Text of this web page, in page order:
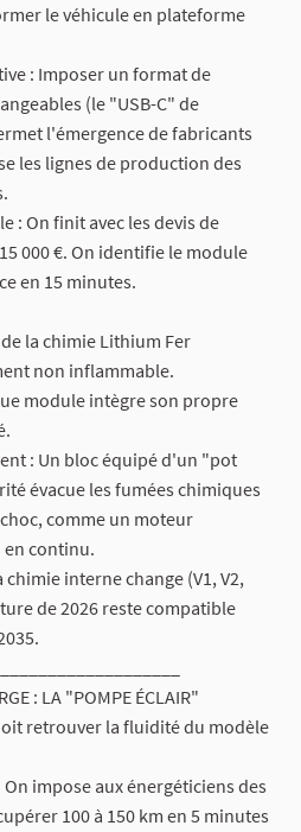
le véhicule en plateforme
: Imposer un format de
(le "USB-C" de
l'émergence de fabricants
les lignes de production des
: On finit avec les devis de
000 €. On identifie le module
en 15 minutes.
la chimie Lithium Fer
non inflammable.
module intègre son propre
: Un bloc équipé d'un "pot
évacue les fumées chimiques
comme un moteur
continu.
chimie interne change (V1, V2,
de 2026 reste compatible
: LA "POMPE ÉCLAIR"
retrouver la fluidité du modèle
On impose aux énergéticiens des
100 à 150 km en 5 minutes